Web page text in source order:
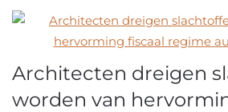
Architecten dreigen
worden van